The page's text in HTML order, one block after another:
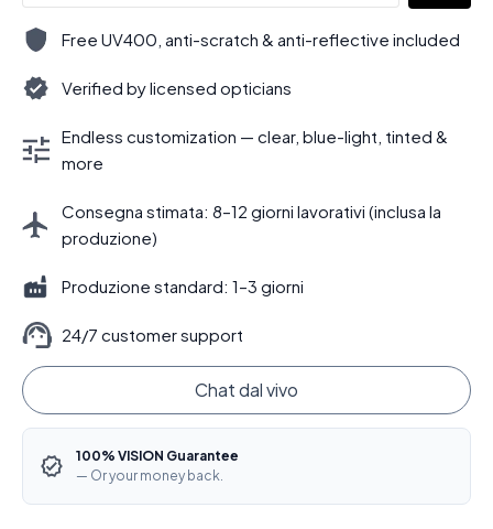
Free UV400, anti-scratch & anti-reflective included
Verified by licensed opticians
Endless customization — clear, blue-light, tinted &
more
Consegna stimata: 8–12 giorni lavorativi (inclusa la
produzione)
Produzione standard: 1–3 giorni
24/7 customer support
Chat dal vivo
100% VISION Guarantee
— Or your money back.